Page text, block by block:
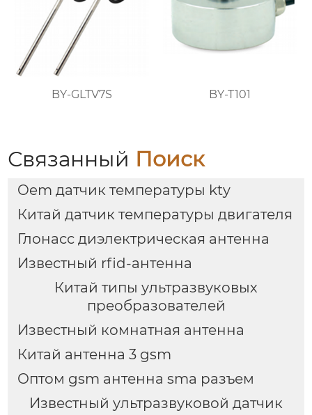
BY-GLTV7S BY-T101
Связанный Поиск
Oem датчик температуры kty
Китай датчик температуры двигателя
Глонасс диэлектрическая антенна
Известный rfid-антенна
Китай типы ультразвуковых
преобразователей
Известный комнатная антенна
Китай антенна 3 gsm
Оптом gsm антенна sma разъем
Известный ультразвуковой датчик